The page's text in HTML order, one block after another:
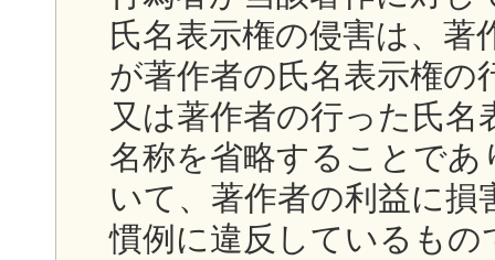
氏名表示権の侵害は、
が著作者の氏名表示権
又は著作者の行った氏
名称を省略することであ
いて、著作者の利益に
慣例に違反しているも